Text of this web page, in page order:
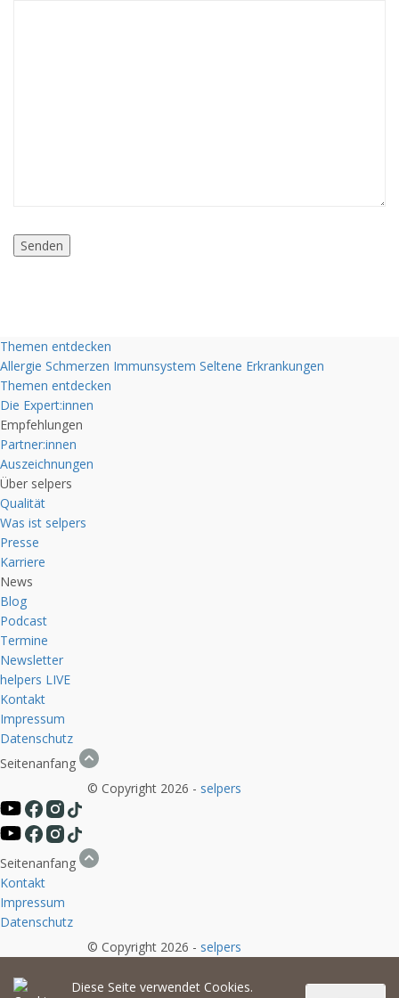
Themen entdecken
Allergie Schmerzen Immunsystem Seltene Erkrankungen
Themen entdecken
Die Expert:innen
Empfehlungen
Partner:innen
Auszeichnungen
Über selpers
Qualität
Was ist selpers
Presse
Karriere
News
Blog
Podcast
Termine
Newsletter
helpers LIVE
Kontakt
Impressum
Datenschutz
Seitenanfang
© Copyright 2026 - selpers
Seitenanfang
Kontakt
Impressum
Datenschutz
© Copyright 2026 - selpers
Diese Seite verwendet Cookies.